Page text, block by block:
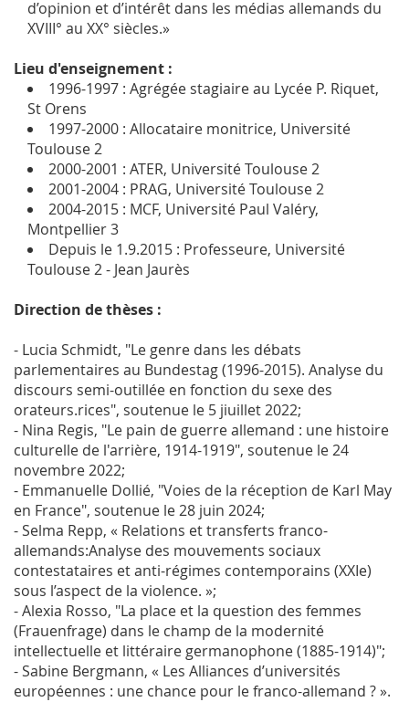
d’opinion et d’intérêt dans les médias allemands du
XVIII° au XX° siècles.»
Lieu d'enseignement :
1996-1997 : Agrégée stagiaire au Lycée P. Riquet,
St Orens
1997-2000 : Allocataire monitrice, Université
Toulouse 2
2000-2001 : ATER, Université Toulouse 2
2001-2004 : PRAG, Université Toulouse 2
2004-2015 : MCF, Université Paul Valéry,
Montpellier 3
Depuis le 1.9.2015 : Professeure, Université
Toulouse 2 - Jean Jaurès
Direction de thèses :
- Lucia Schmidt, "Le genre dans les débats
parlementaires au Bundestag (1996-2015). Analyse du
discours semi-outillée en fonction du sexe des
orateurs.rices", soutenue le 5 jiuillet 2022;
- Nina Regis, "Le pain de guerre allemand : une histoire
culturelle de l'arrière, 1914-1919", soutenue le 24
novembre 2022;
- Emmanuelle Dollié, "Voies de la réception de Karl May
en France", soutenue le 28 juin 2024;
- Selma Repp, « Relations et transferts franco-
allemands:Analyse des mouvements sociaux
contestataires et anti-régimes contemporains (XXIe)
sous l’aspect de la violence. »;
- Alexia Rosso, "La place et la question des femmes
(Frauenfrage) dans le champ de la modernité
intellectuelle et littéraire germanophone (1885-1914)";
- Sabine Bergmann, « Les Alliances d’universités
européennes : une chance pour le franco-allemand ? ».